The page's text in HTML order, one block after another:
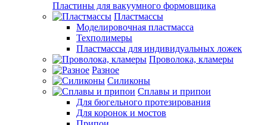
Пластины для вакуумного формовщика
Пластмассы
Моделировочная пластмасса
Техполимеры
Пластмассы для индивидуальных ложек
Проволока, кламеры
Разное
Силиконы
Сплавы и припои
Для бюгельного протезирования
Для коронок и мостов